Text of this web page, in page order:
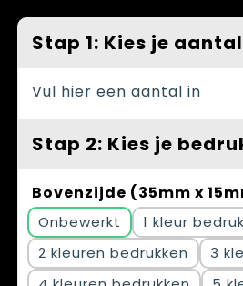
Themapakketten
Veiligheid, Auto en Fiets
Bedrijfskleding
Stap 1: Kies je aantal
Vul hier een aantal in
Stap 2: Kies je
Bovenzijde (35mm x
Onbewerkt
1
2
3